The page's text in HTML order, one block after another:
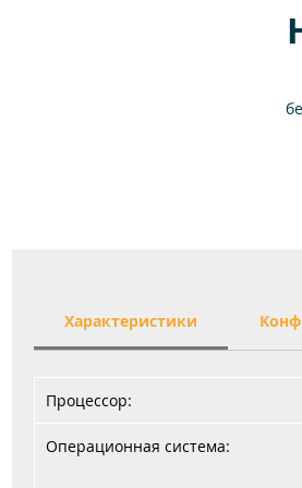
Характеристики
Процессор:
Операционная система: